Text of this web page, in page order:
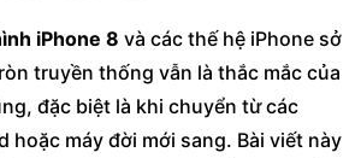
iPhone 8 và các thế hệ iPhone sở
truyền thống vẫn là thắc mắc của
đặc biệt là khi chuyển từ các
hoặc máy đời mới sang. Bài viết này